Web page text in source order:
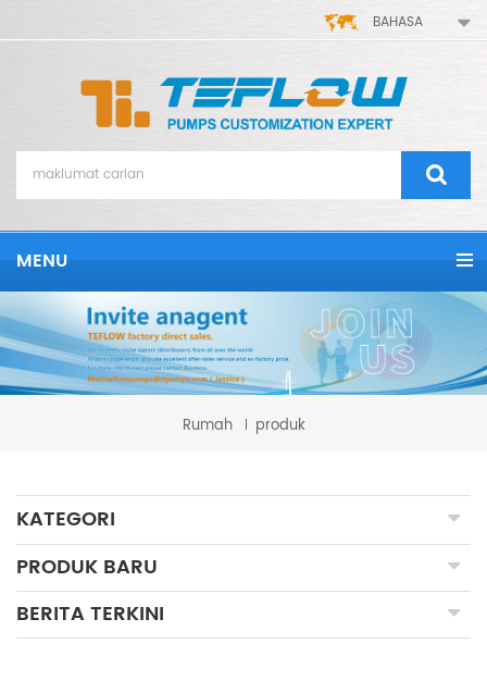
BAHASA
MENU
Rumah produk
KATEGORI
PRODUK BARU
BERITA TERKINI